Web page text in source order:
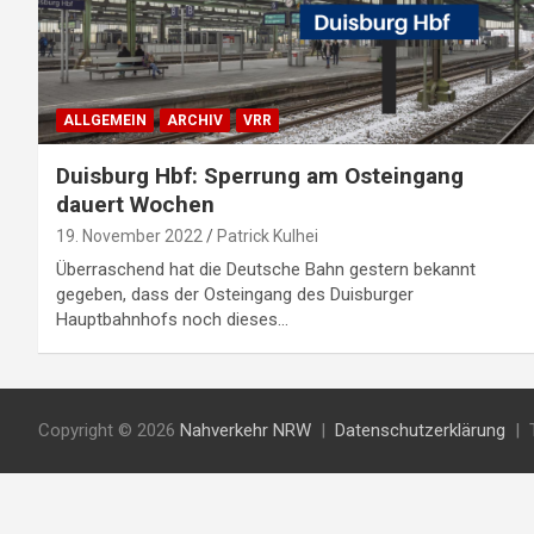
ALLGEMEIN ARCHIV VRR
Duisburg Hbf: Sperrung am Osteingang
dauert Wochen
19. November 2022 Patrick Kulhei
Überraschend hat die Deutsche Bahn gestern bekannt
gegeben, dass der Osteingang des Duisburger
Hauptbahnhofs noch dieses…
Copyright © 2026 Nahverkehr NRW Datenschutzerklärung